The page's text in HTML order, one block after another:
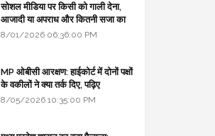
सोशल मीडिया पर किसी को गाली देना,
आजादी या अपराध और कितनी सजा का
प्रावधान - free legal advice
8/01/2026 06:36:00 PM
MP ओबीसी आरक्षण: हाईकोर्ट में दोनों पक्षों
के वकीलों ने क्या तर्क दिए, पढ़िए
8/05/2026 10:35:00 PM